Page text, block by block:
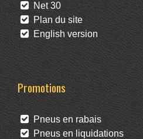
Net 30
Plan du site
English version
Promotions
Pneus en rabais
Pneus en liquidations